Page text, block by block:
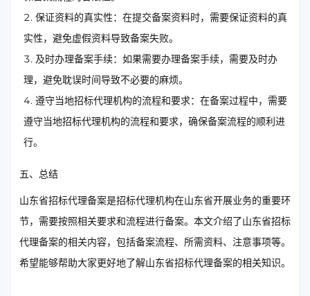
保证资料的真实性：在提交备案资料时，需要保证资料的真
实性，避免虚假资料导致备案失败。
及时办理备案手续：如果需要办理备案手续，需要及时办
理，避免耽误时间导致不必要的麻烦。
遵守当地招标代理机构的流程和要求：在备案过程中，需要
遵守当地招标代理机构的流程和要求，确保备案流程的顺利进
行。
五、总结
山东省招标代理备案是招标代理机构在山东省开展业务的重要环
节，需要按照相关要求和流程进行备案。本文介绍了山东省招标
代理备案的相关内容，包括备案流程、所需资料、注意事项等。
希望能够帮助大家更好地了解山东省招标代理备案的相关知识。